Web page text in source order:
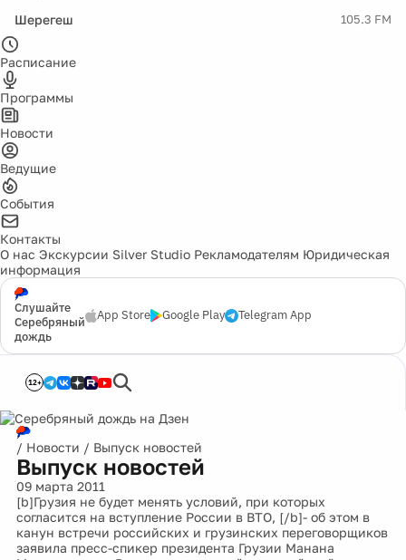
Шерегеш 105.3 FM
Расписание
Программы
Новости
Ведущие
События
Контакты
О нас Экскурсии Silver Studio Рекламодателям Юридическая
информация
Слушайте
Серебряный
дождь
App Store Google Play Telegram App
12+
/ Новости / Выпуск новостей
Выпуск новостей
09 марта 2011
[b]Грузия не будет менять условий, при которых
согласится на вступление России в ВТО, [/b]- об этом в
канун встречи российских и грузинских переговорщиков
заявила пресс-спикер президента Грузии Манана